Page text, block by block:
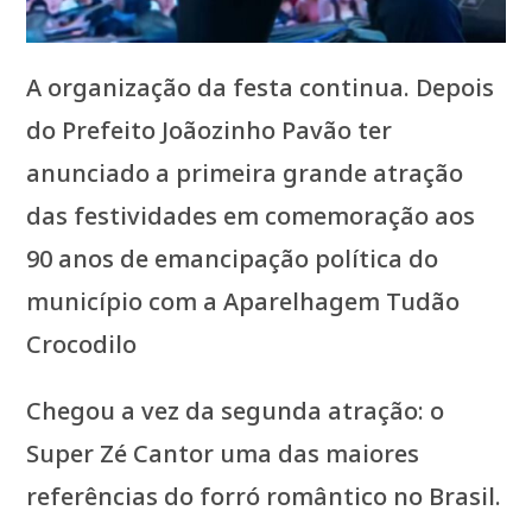
A organização da festa continua. Depois
do Prefeito Joãozinho Pavão ter
anunciado a primeira grande atração
das festividades em comemoração aos
90 anos de emancipação política do
município com a Aparelhagem Tudão
Crocodilo
Chegou a vez da segunda atração: o
Super Zé Cantor uma das maiores
referências do forró romântico no Brasil.